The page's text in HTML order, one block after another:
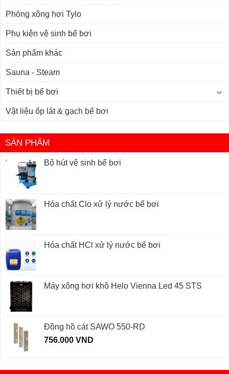
Phòng xông hơi Tylo
Phụ kiện vệ sinh bể bơi
Sản phẩm khác
Sauna - Steam
Thiết bị bể bơi
Vật liệu ốp lát & gạch bể bơi
SẢN PHẨM
Bộ hút vệ sinh bể bơi
Hóa chất Clo xử lý nước bể bơi
Hóa chất HCl xử lý nước bể bơi
Máy xông hơi khô Helo Vienna Led 45 STS
Đồng hồ cát SAWO 550-RD
756.000 VND